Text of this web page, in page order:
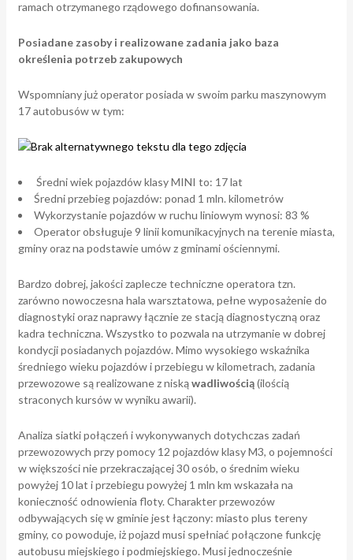
ramach otrzymanego rządowego dofinansowania.
Posiadane zasoby i realizowane zadania jako baza
określenia potrzeb zakupowych
Wspomniany już operator posiada w swoim parku maszynowym
17 autobusów w tym:
Średni wiek pojazdów klasy MINI to: 17 lat
Średni przebieg pojazdów: ponad 1 mln. kilometrów
Wykorzystanie pojazdów w ruchu liniowym wynosi: 83 %
Operator obsługuje 9 linii komunikacyjnych na terenie miasta,
gminy oraz na podstawie umów z gminami ościennymi.
Bardzo dobrej, jakości zaplecze techniczne operatora tzn.
zarówno nowoczesna hala warsztatowa, pełne wyposażenie do
diagnostyki oraz naprawy łącznie ze stacją diagnostyczną oraz
kadra techniczna. Wszystko to pozwala na utrzymanie w dobrej
kondycji posiadanych pojazdów. Mimo wysokiego wskaźnika
średniego wieku pojazdów i przebiegu w kilometrach, zadania
przewozowe są realizowane z niskąwadliwością(ilością
straconych kursów w wyniku awarii).
Analiza siatki połączeń i wykonywanych dotychczas zadań
przewozowych przy pomocy 12 pojazdów klasy M3, o pojemności
w większości nie przekraczającej 30 osób, o średnim wieku
powyżej 10 lat i przebiegu powyżej 1 mln km wskazała na
konieczność odnowienia floty. Charakter przewozów
odbywających się w gminie jest łączony: miasto plus tereny
gminy, co powoduje, iż pojazd musi spełniać połączone funkcję
autobusu miejskiego i podmiejskiego. Musi jednocześnie